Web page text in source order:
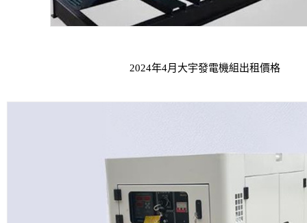
2024年4月大宇發電機組出租價格